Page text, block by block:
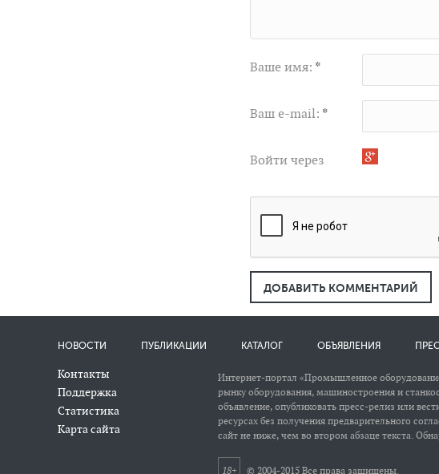
Ваше имя: *
Ваш e-mail: *
Войти через
ДОБАВИТЬ КОММЕНТАРИЙ
НОВОСТИ ПУБЛИКАЦИИ КАТАЛОГ ОБЪЯВЛЕНИЯ
Контакты
Поддержка
Статистика
Карта сайта
Интернет-портал «Промышленное
рынку оборудования, машиностроения и
объявление, опубликовать пресс-релиз или
ресурсах без получения предварительного
сайт не ниже, чем во втором абзаце текста.
18+ © 2004-2015 Все права защищены.